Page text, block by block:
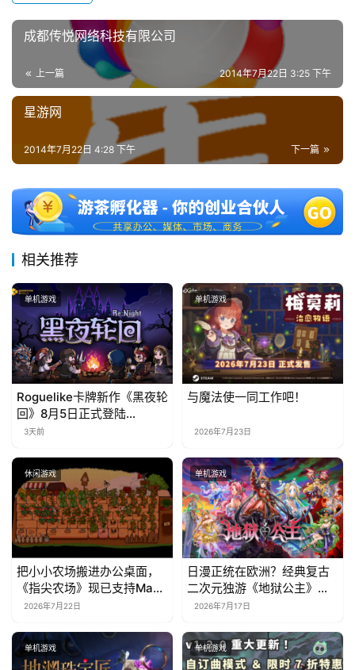
成都传悦网络科技有限公司
上一篇 2014年7月22日 3:25 下午
星游网
下一篇
2014年7月22日 4:28 下午
相关推荐
单机游戏
Roguelike卡牌新作《黑夜轮
回》8月5日正式登陆
Steam，首发9折优惠开启
3天前
单机游戏
与魔法使一同工作吧！
2026年7月23日
休闲游戏
把小小农场搬进办公桌面，
《指尖农场》现已支持Mac
系统！
2026年7月22日
单机游戏
日漫正统在欧洲？经典复古
二次元独游《地狱公主》现
已EA上线
2026年7月17日
单机游戏 单机游戏